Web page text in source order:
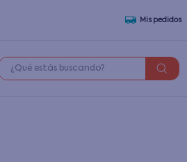
Mis pedidos
estás buscando?